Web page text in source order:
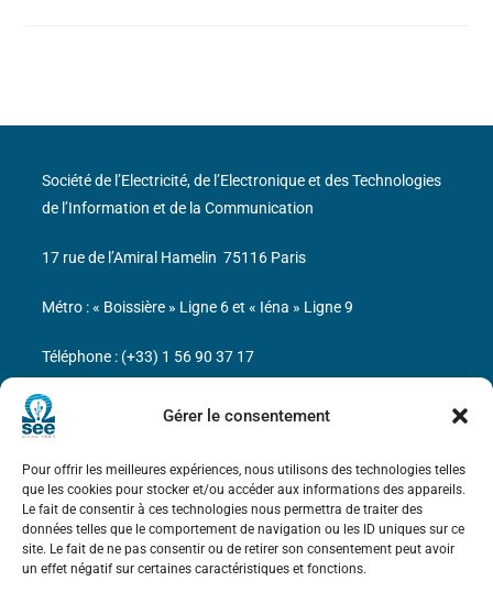
Gérer le consentement
Pour offrir les meilleures expériences, nous utilisons des technologies telles
que les cookies pour stocker et/ou accéder aux informations des appareils.
Le fait de consentir à ces technologies nous permettra de traiter des
données telles que le comportement de navigation ou les ID uniques sur ce
site. Le fait de ne pas consentir ou de retirer son consentement peut avoir
un effet négatif sur certaines caractéristiques et fonctions.
Bicentenaire des découvertes d’André-
Marie Ampère
Mentions légales
Société de l’Electricité, de l’Electronique et des Technologies
de l’Information et de la Communication
17 rue de l’Amiral Hamelin 75116 Paris
Métro : « Boissière » Ligne 6 et « Iéna » Ligne 9
Téléphone : (+33) 1 56 90 37 17
N° de SIREN : 785 393 232, Code APE : 9412Z TVA intra-
communautaire : FR44 785 393 232